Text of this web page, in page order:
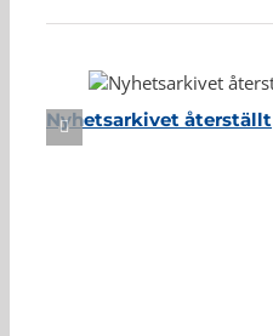
Nyhetsarkivet återställt